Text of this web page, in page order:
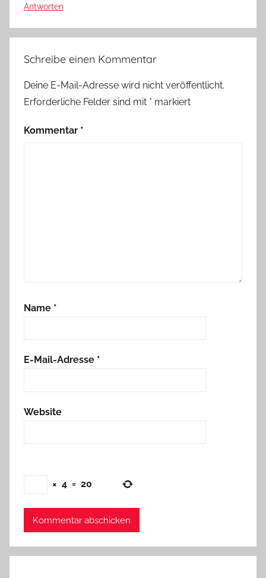
Antworten
Schreibe einen Kommentar
Deine E-Mail-Adresse wird nicht veröffentlicht.
Erforderliche Felder sind mit * markiert
Kommentar *
Name *
E-Mail-Adresse *
Website
× 4 = 20